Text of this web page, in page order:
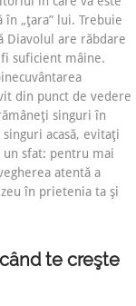
„ţara” lui. Trebuie
Diavolul are răbdare
suficient mâine.
din punct de vedere
singuri în
acasă, evitaţi
un sfat: pentru mai
atentă a
în prietenia ta şi
te creşte